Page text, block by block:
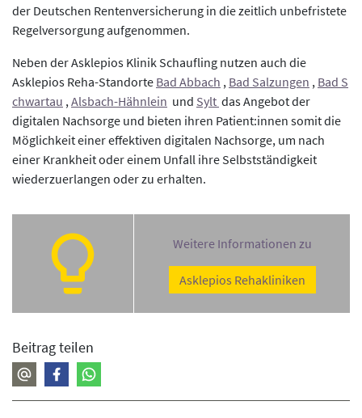
der Deutschen Rentenversicherung in die zeitlich unbefristete
Regelversorgung aufgenommen.
Neben der Asklepios Klinik Schaufling nutzen auch die
Asklepios Reha-Standorte Bad Abbach , Bad Salzungen , Bad S
chwartau ,Alsbach-Hähnlein und Sylt das Angebot der
digitalen Nachsorge und bieten ihren Patient:innen somit die
Möglichkeit einer effektiven digitalen Nachsorge, um nach
einer Krankheit oder einem Unfall ihre Selbstständigkeit
wiederzuerlangen oder zu erhalten.
Weitere Informationen zu
Asklepios Rehakliniken
Beitrag teilen